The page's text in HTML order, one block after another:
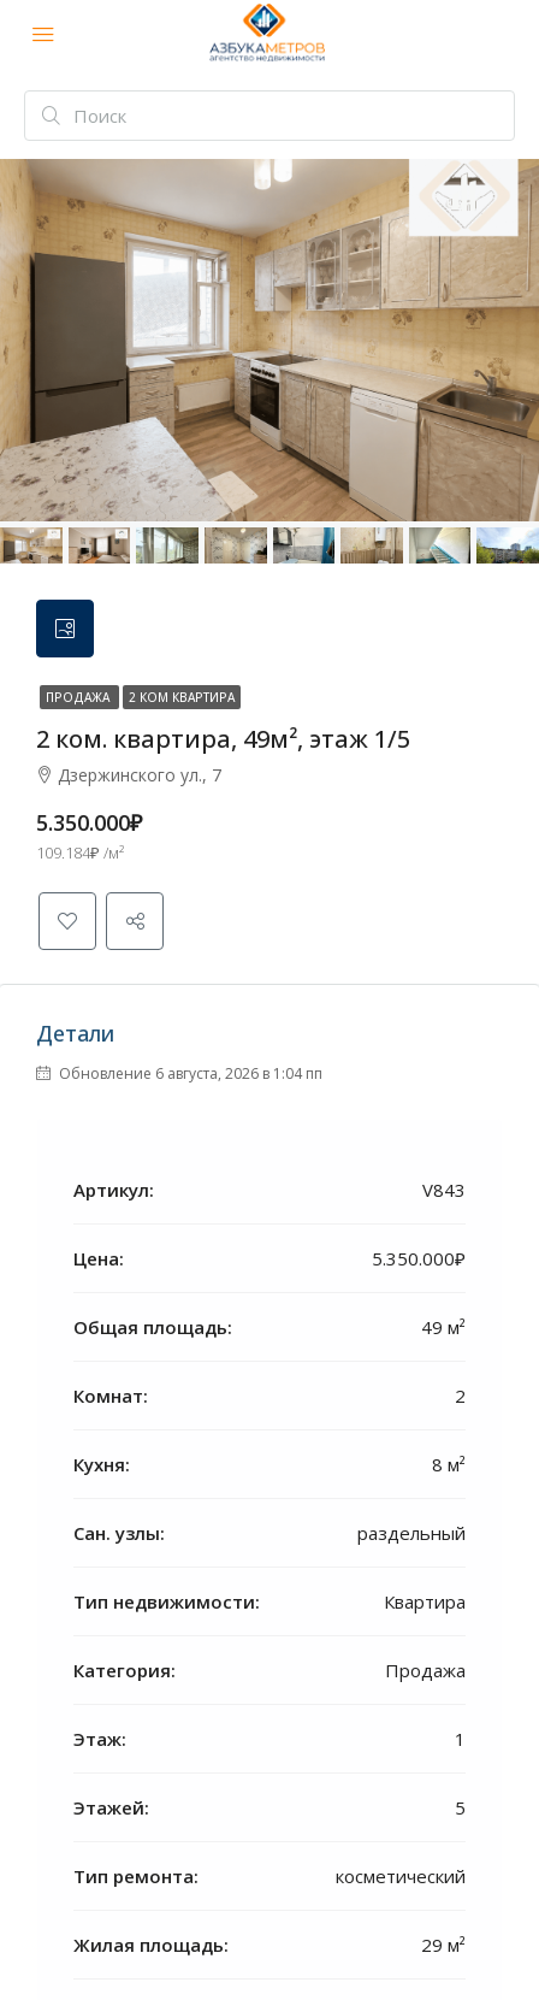
ПРОДАЖА 2 КОМ КВАРТИРА
2 ком. квартира, 49м², этаж 1/5
Дзержинского ул., 7
5.350.000₽
109.184₽ /м²
Детали
Обновление 6 августа, 2026 в 1:04 пп
Артикул: V843
Цена: 5.350.000₽
Общая площадь: 49 м²
Комнат: 2
Кухня: 8 м²
Сан. узлы: раздельный
Тип недвижимости: Квартира
Категория: Продажа
Этаж: 1
Этажей: 5
Тип ремонта: косметический
Жилая площадь: 29 м²